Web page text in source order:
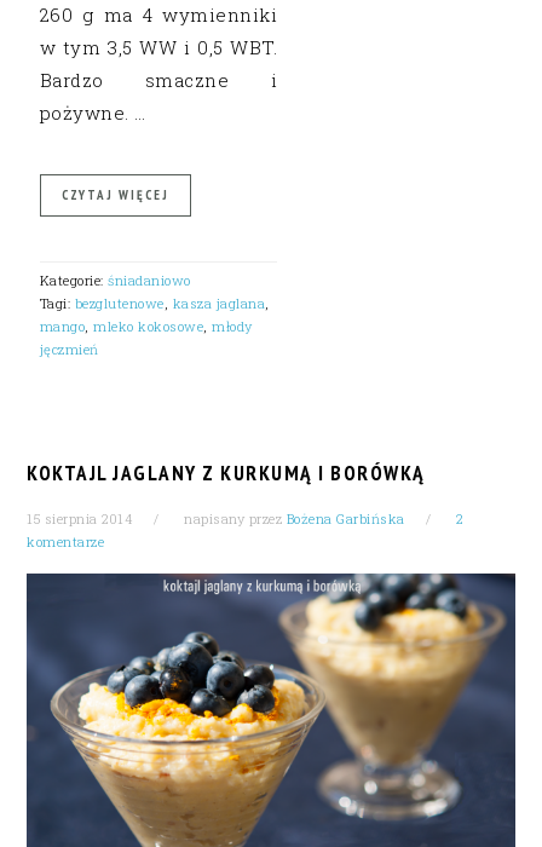
260 g ma 4 wymienniki
w tym 3,5 WW i 0,5 WBT.
Bardzo smaczne i
pożywne. …
CZYTAJ WIĘCEJ
Kategorie:śniadaniowo
Tagi: bezglutenowe kasza jaglana
mango ,mleko kokosowe ,młody
jęczmień
KOKTAJL JAGLANY Z KURKUMĄ I BORÓWKĄ
15 sierpnia 2014 napisany przez Bożena Garbińska
2
komentarze